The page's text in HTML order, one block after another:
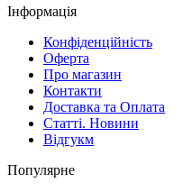
Інформація
Конфіденційність
Оферта
Про магазин
Контакти
Доставка та Оплата
Статті. Новини
Відгукм
Популярне